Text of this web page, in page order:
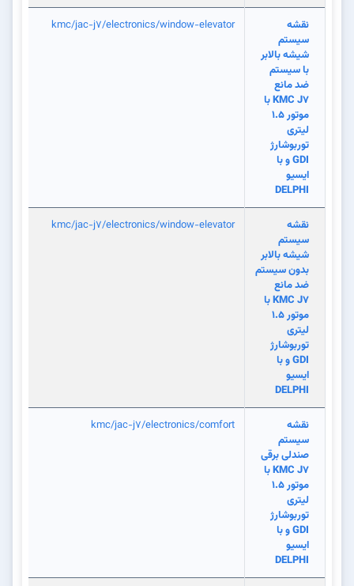
نقشه
سیستم
شیشه بالابر
با سیستم
ضد مانع
KMC J7 با
موتور 1.5
لیتری
توربوشارژ
GDI و با
ایسیو
DELPHI
kmc/jac-j7/electronics/window-elevator
نقشه
سیستم
شیشه بالابر
بدون سیستم
ضد مانع
KMC J7 با
موتور 1.5
لیتری
توربوشارژ
GDI و با
ایسیو
DELPHI
kmc/jac-j7/electronics/window-elevator
نقشه
سیستم
صندلی برقی
KMC J7 با
موتور 1.5
لیتری
توربوشارژ
GDI و با
ایسیو
DELPHI
kmc/jac-j7/electronics/comfort